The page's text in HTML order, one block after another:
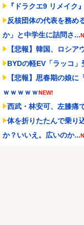
『ドラクエ9 リメイク
反核団体の代表を務め
か」と中学生に詰問さ...
【悲報】韓国、ロシア
BYDの軽EV「ラッコ
【悲報】思春期の娘
ｗｗｗｗｗNEW!
西武・林安可、左膝痛
体を折りたたんで乗り
か？いいえ。広いのか...